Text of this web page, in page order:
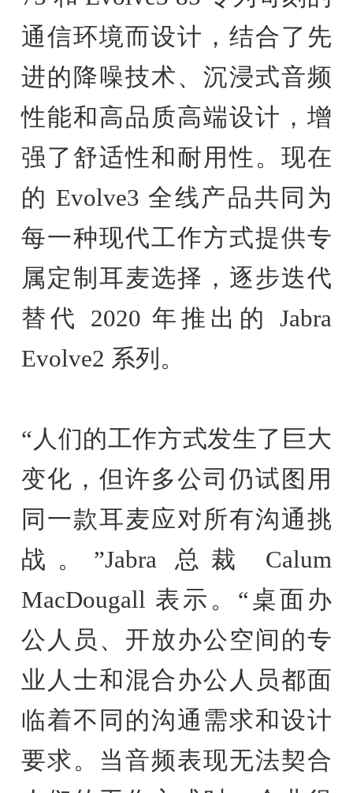
通信环境而设计，结合了先
进的降噪技术、沉浸式音频
性能和高品质高端设计，增
强了舒适性和耐用性。现在
的 Evolve3 全线产品共同为
每一种现代工作方式提供专
属定制耳麦选择，逐步迭代
替代 2020 年推出的 Jabra
Evolve2 系列。
“人们的工作方式发生了巨大
变化，但许多公司仍试图用
同一款耳麦应对所有沟通挑
战。”Jabra 总裁 Calum
MacDougall 表示。“桌面办
公人员、开放办公空间的专
业人士和混合办公人员都面
临着不同的沟通需求和设计
要求。当音频表现无法契合